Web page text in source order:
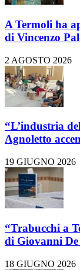
A Termoli ha
di Vincenzo
2 AGOSTO 2026
“L’industria
Agnoletto
19 GIUGNO 2026
“Trabucchi a
di Giovanni
18 GIUGNO 2026